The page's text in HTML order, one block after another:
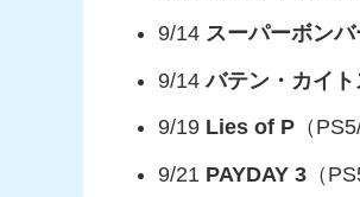
9/14 スーパーボン
9/14バテン・カイ
9/19 Lies of P （
9/21 PAYDAY 3 （